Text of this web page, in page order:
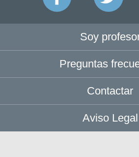
Soy
Preguntas
Contactar
Aviso Legal